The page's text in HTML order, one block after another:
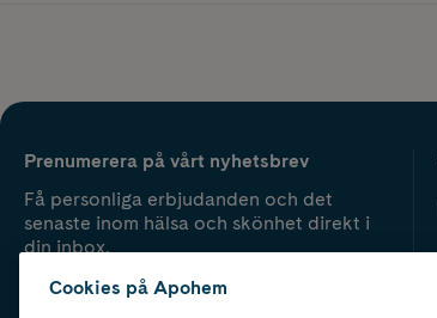
Prenumerera på vårt nyhetsbrev
Få personliga erbjudanden och det
senaste inom hälsa och skönhet direkt i
din inbox.
Cookies på Apohem